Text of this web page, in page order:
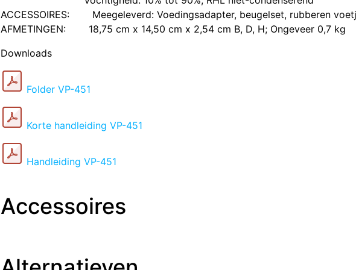
ACCESSOIRES:
​Meegeleverd: Voedingsadapter, beugelset, rubberen
AFMETINGEN:
​18,75 cm x 14,50 cm x 2,54 cm B, D, H; Ongeveer 0,7 kg
Downloads
Folder VP-451
Korte handleiding VP-451
Handleiding VP-451
Accessoires